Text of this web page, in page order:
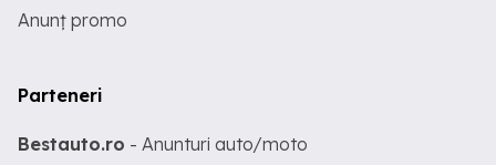
Anunț promo
Parteneri
Bestauto.ro - Anunturi auto/moto